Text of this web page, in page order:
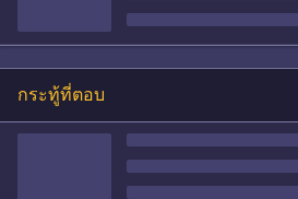
กระทู้ที่ตอบ